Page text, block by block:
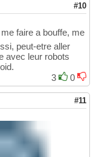
#10
faire a bouffe, me
peut-etre aller
avec leur robots
3
0
#11